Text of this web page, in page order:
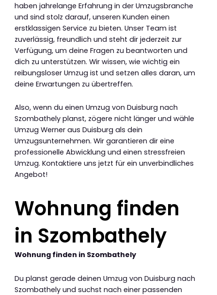
haben jahrelange Erfahrung in der Umzugsbranche
und sind stolz darauf, unseren Kunden einen
erstklassigen Service zu bieten. Unser Team ist
zuverlässig, freundlich und steht dir jederzeit zur
Verfügung, um deine Fragen zu beantworten und
dich zu unterstützen. Wir wissen, wie wichtig ein
reibungsloser Umzug ist und setzen alles daran, um
deine Erwartungen zu übertreffen.
Also, wenn du einen Umzug von Duisburg nach
Szombathely planst, zögere nicht länger und wähle
Umzug Werner aus Duisburg als dein
Umzugsunternehmen. Wir garantieren dir eine
professionelle Abwicklung und einen stressfreien
Umzug. Kontaktiere uns jetzt für ein unverbindliches
Angebot!
Wohnung finden
in Szombathely
Wohnung finden in Szombathely
Du planst gerade deinen Umzug von Duisburg nach
Szombathely und suchst nach einer passenden